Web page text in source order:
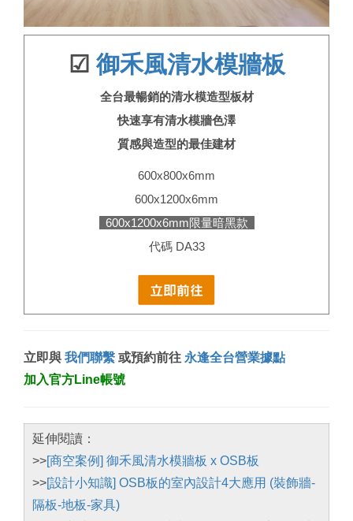
☑ 御禾風清水模牆板
全台最暢銷的清水模造型板材
快速享有清水模牆色澤
質感與造型的最佳建材
600x800x6mm
600x1200x6mm
600x1200x6mm限量暗黑款
代碼 DA33
立即與 我們聯繫 或預約前往 永逢全台營業據點
加入官方Line帳號
延伸閱讀：
>>[商空案例] 御禾風清水模牆板 x OSB板
>>[設計小知識] OSB板的室內設計4大應用 (裝飾牆-
隔板-地板-家具)